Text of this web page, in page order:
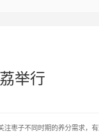
举行
枣子不同时期的养分需求，